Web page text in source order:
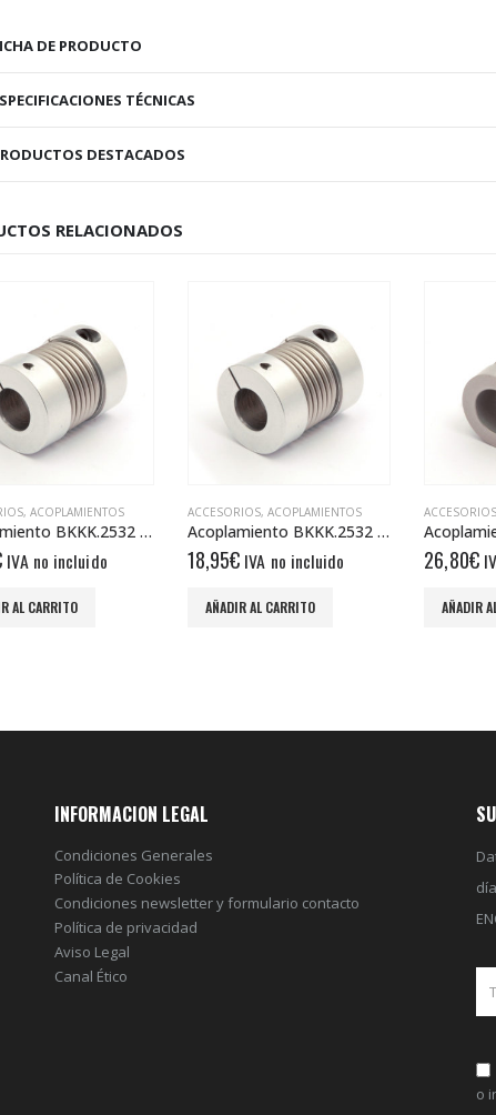
DE PRODUCTO
TÉCNICAS
DESTACADOS
RELACIONADOS
, ACOPLAMIENTOS
Acoplamiento BKKK.2532 6/8
IVA no incluido
AL CARRITO
ACCESORIOS, ACOPLAMIENTOS
Acoplamiento BKXS.2029 8/8
26,80€ IVA no incluido
AÑADIR AL CARRITO
ACCESORIOS
28,00€
AÑADIR
INFORMACION LEGAL
Condiciones Generales
Política de Cookies
Condiciones newsletter y formulario contacto
Política de privacidad
Aviso Legal
Canal Ético
o